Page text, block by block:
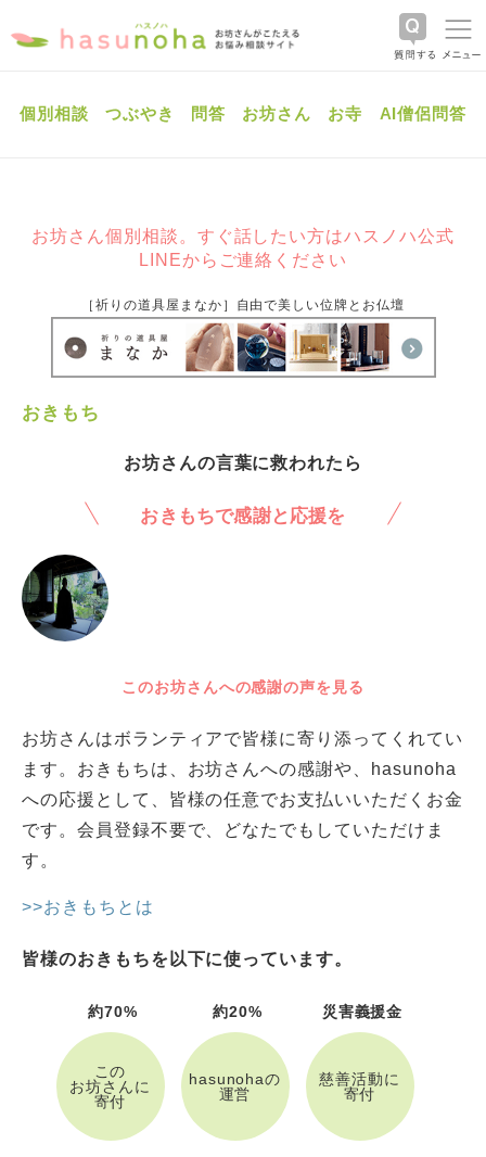
個別相談 つぶやき 問答 お坊さん お寺 AI僧侶問答
お坊さん個別相談。すぐ話したい方はハスノハ公式
LINEからご連絡ください
［祈りの道具屋まなか］自由で美しい位牌とお仏壇
おきもち
お坊さんの言葉に救われたら
おきもちで感謝と応援を
このお坊さんへの感謝の声を見る
お坊さんはボランティアで皆様に寄り添ってくれてい
ます。おきもちは、お坊さんへの感謝や、hasunoha
への応援として、皆様の任意でお支払いいただくお金
です。会員登録不要で、どなたでもしていただけま
す。
>>おきもちとは
皆様のおきもちを以下に使っています。
約70%
この
お坊さんに
寄付
約20%
hasunohaの
運営
災害義援金
慈善活動に
寄付